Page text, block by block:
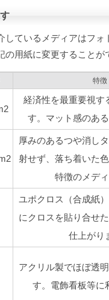
しているメディアはフォ
の用紙に変更することが
特徴
経済性を最重要視す
す。マット感のあ
厚みのあるつや消し
射せず、落ち着いた
特徴のメディ
ユポクロス（合成紙
にクロスを貼り合せ
仕上がり
アクリル製でほぼ透
す。電飾看板等に